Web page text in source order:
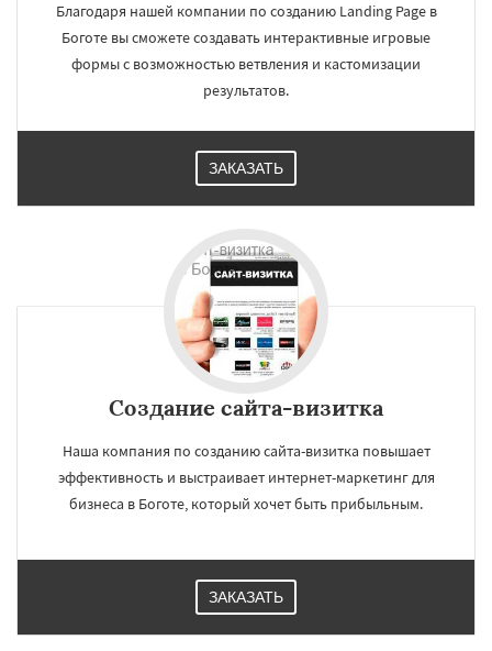
Благодаря нашей компании по созданию Landing Page в
Боготе вы сможете создавать интерактивные игровые
формы с возможностью ветвления и кастомизации
результатов.
ЗАКАЗАТЬ
Создание сайта-визитка
Наша компания по созданию сайта-визитка повышает
эффективность и выстраивает интернет-маркетинг для
бизнеса в Боготе, который хочет быть прибыльным.
ЗАКАЗАТЬ